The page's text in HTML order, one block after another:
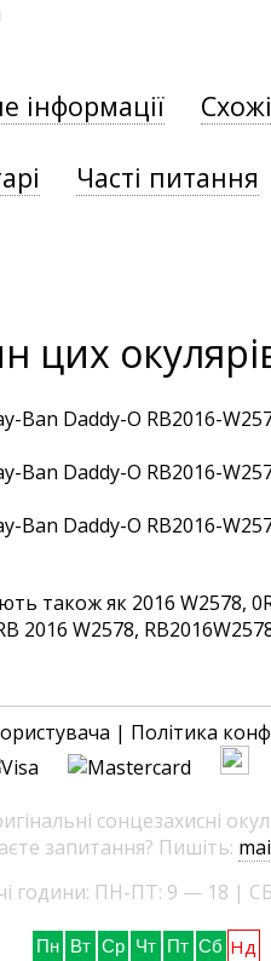
інформації
Часті питання
цих
також як 2016 W2578,
2016 W2578,
| Політика
сонцезахисні
запитання? Пишіть:
години: ПН-ПТ: 9 — 18 |
Пн Вт Ср Чт Пт Сб Нд